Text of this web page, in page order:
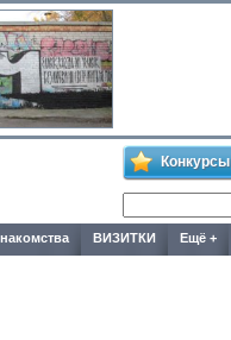
Конкурсы
ВИЗИТКИ Ещё +